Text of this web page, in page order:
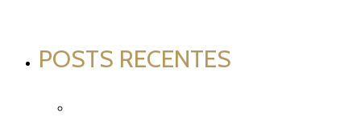
POSTS RECENTES